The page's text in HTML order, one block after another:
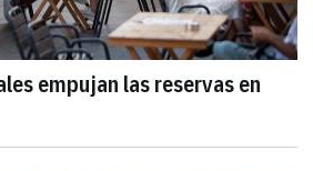
empujan las reservas en